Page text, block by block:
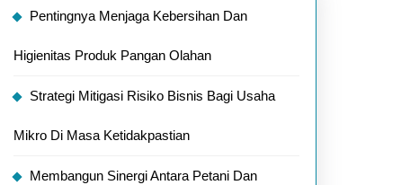
Pentingnya Menjaga Kebersihan Dan
Higienitas Produk Pangan Olahan
Strategi Mitigasi Risiko Bisnis Bagi Usaha
Mikro Di Masa Ketidakpastian
Membangun Sinergi Antara Petani Dan